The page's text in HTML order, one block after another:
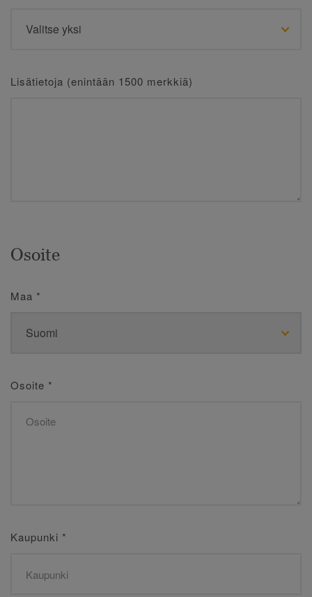
Lisätietoja (enintään 1500 merkkiä)
Osoite
Maa *
Osoite *
Kaupunki *